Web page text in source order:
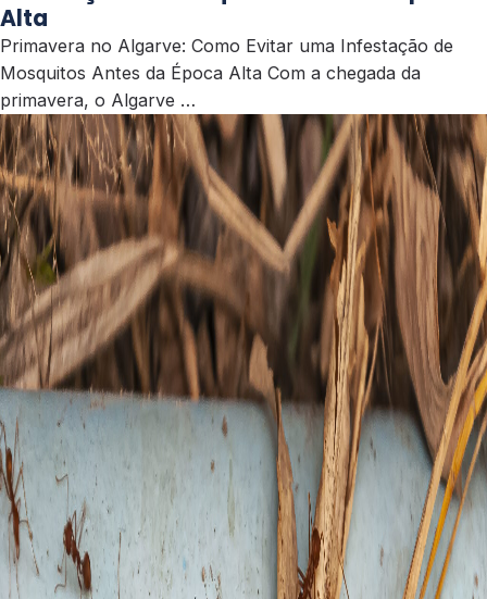
Alta
Primavera no Algarve: Como Evitar uma Infestação de
Mosquitos Antes da Época Alta Com a chegada da
primavera, o Algarve …